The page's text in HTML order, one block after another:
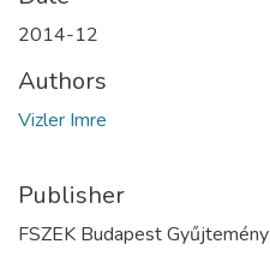
2014-12
Authors
Vizler Imre
Publisher
FSZEK Budapest Gyűjtemény